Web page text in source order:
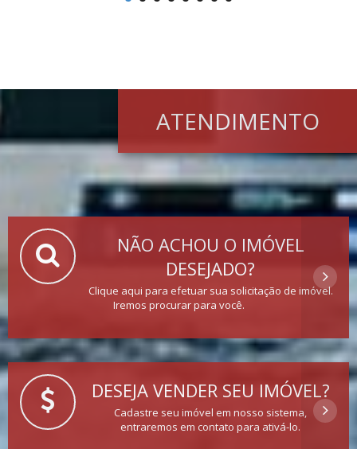
ATENDIMENTO
NÃO ACHOU O IMÓVEL
DESEJADO?
Clique aqui para efetuar sua solicitação de imóvel.
Iremos procurar para você.
DESEJA VENDER SEU IMÓVEL?
Cadastre seu imóvel em nosso sistema,
entraremos em contato para ativá-lo.